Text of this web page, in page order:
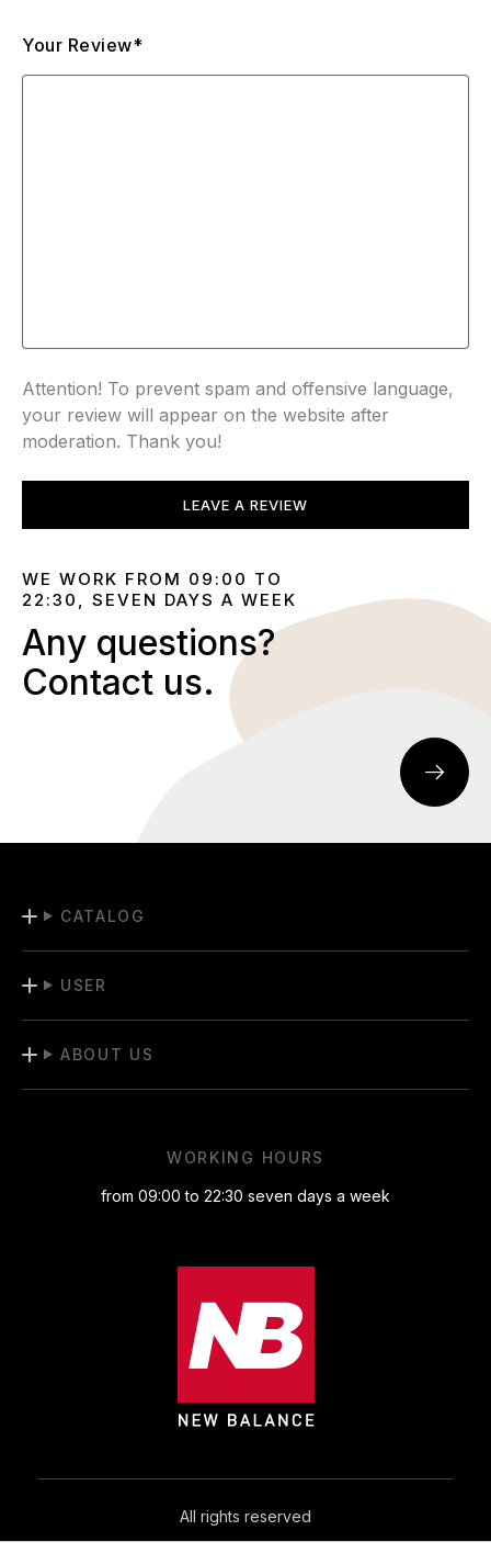
Your Review*
Attention! To prevent spam and offensive language,
your review will appear on the website after
moderation. Thank you!
LEAVE A REVIEW
WE WORK FROM 09:00 TO
22:30, SEVEN DAYS A WEEK
Any questions?
Contact us.
CATALOG
USER
ABOUT US
WORKING HOURS
from 09:00 to 22:30 seven days a week
All rights reserved